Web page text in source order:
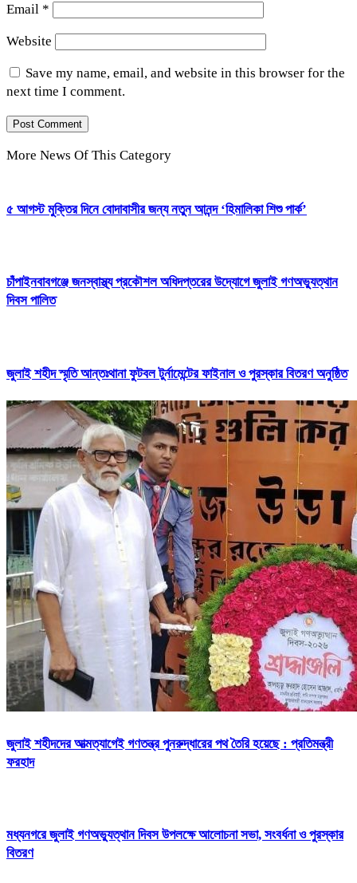
Email *
Website
Save my name, email, and website in this browser for the
next time I comment.
More News Of This Category
৫ আগস্ট মুক্তির দিনে বোদাবাসীর জন্য নতুন আনন্দ ‘হিমালিকা শিশু পার্ক’
চাঁপাইনবাবগঞ্জে জনস্বাস্থ্য প্রকৌশল অধিদপ্তরের উদ্যোগে জুলাই গণঅভ্যুত্থান
দিবস পালিত
জুলাই শহীদ স্মৃতি আন্তঃথানা ফুটবল টুর্নামেন্টের ফাইনাল ও পুরস্কার বিতরণ অনুষ্ঠিত
জুলাই শহীদদের আত্মত্যাগেই গণতন্ত্র পুনরুদ্ধারের পথ তৈরি হয়েছে : প্রতিমন্ত্রী
ফরহাদ
মধ্যনগরে জুলাই গণঅভ্যুত্থান দিবস উপলক্ষে আলোচনা সভা, সংবর্ধনা ও পুরস্কার
বিতরণ